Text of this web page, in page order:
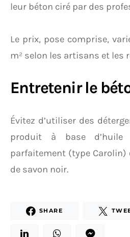
leur béton ciré par des
Le prix, pose comprise,
m² selon les artisans et les
Entretenir le
Évitez d’utiliser des
produit à base
parfaitement (type
de savon noir.
SHARE